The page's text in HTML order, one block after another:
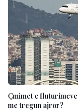
Çmimet e
me tregun ajror?